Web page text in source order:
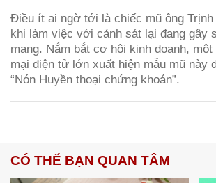
Điều ít ai ngờ tới là chiếc mũ ông Trịnh
khi làm việc với cảnh sát lại đang gây
mạng. Nắm bắt cơ hội kinh doanh,
mại điện tử lớn xuất hiện mẫu mũ này
“Nón Huyền thoại chứng khoán”.
CÓ THỂ BẠN QUAN TÂM